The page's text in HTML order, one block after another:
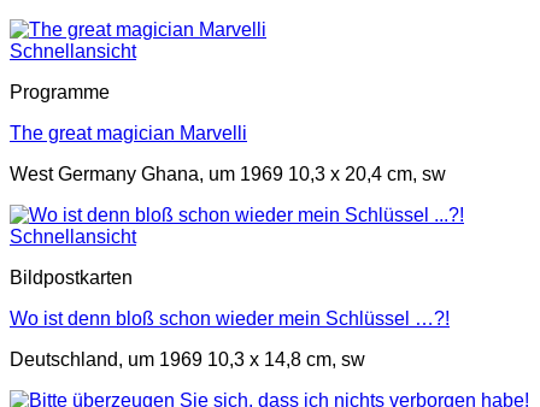
Schnellansicht
Programme
The great magician Marvelli
West Germany Ghana, um 1969 10,3 x 20,4 cm, sw
Schnellansicht
Bildpostkarten
Wo ist denn bloß schon wieder mein Schlüssel …?!
Deutschland, um 1969 10,3 x 14,8 cm, sw